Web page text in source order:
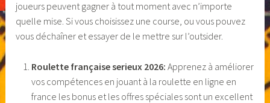
joueurs peuvent gagner à tout moment avec n’importe
quelle mise. Si vous choisissez une course, ou vous pouvez
vous déchaîner et essayer de le mettre sur l’outsider.
Roulette française serieux 2026: Apprenez à améliorer
vos compétences en jouant à la roulette en ligne en
france les bonus et les offres spéciales sont un excellent